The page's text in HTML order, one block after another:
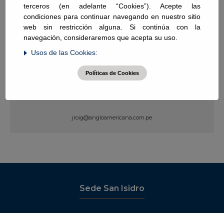
Roig Arosemena, Javier Ernesto
jroig@angloamericana.com.pe
Sede San Isidro
terceros (en adelante “Cookies”). Acepte las
condiciones para continuar navegando en nuestro sitio
web sin restricción alguna. Si continúa con la
navegación, consideraremos que acepta su uso.
Usos de las Cookies:
Políticas de Cookies